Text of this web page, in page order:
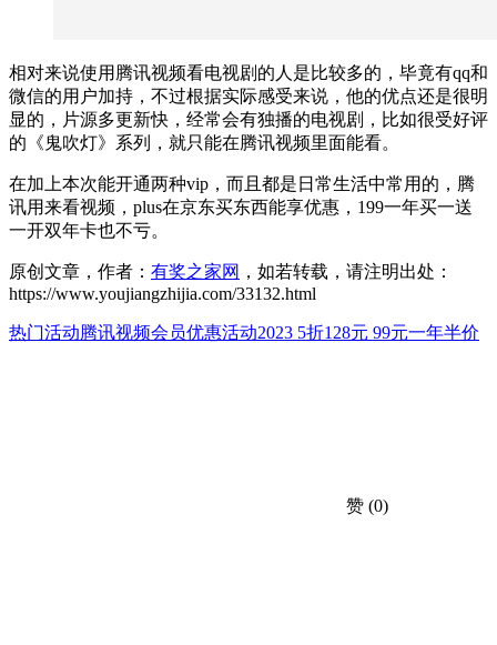
相对来说使用腾讯视频看电视剧的人是比较多的，毕竟有qq和
微信的用户加持，不过根据实际感受来说，他的优点还是很明
显的，片源多更新快，经常会有独播的电视剧，比如很受好评
的《鬼吹灯》系列，就只能在腾讯视频里面能看。
在加上本次能开通两种vip，而且都是日常生活中常用的，腾
讯用来看视频，plus在京东买东西能享优惠，199一年买一送
一开双年卡也不亏。
原创文章，作者： 有奖之家网 ，如若转载，请注明出处：
https://www.youjiangzhijia.com/33132.html
热门活动腾讯视频会员优惠活动2023 5折128元 99元一年半价
赞 (0)